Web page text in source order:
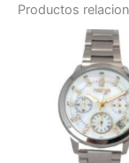
Productos